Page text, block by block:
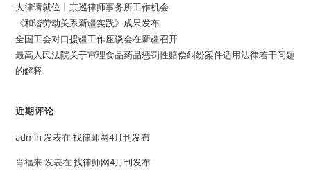
大律请就位丨京巡律师事务所工作机会
《和谐劳动关系新疆实践》成果发布
全国工会对口援疆工作座谈会在新疆召开
最高人民法院关于审理食品药品惩罚性赔偿纠纷案件适用法律若干问题
的解释
近期评论
admin 发表在找律师网4月刊发布
肖福来发表在找律师网4月刊发布